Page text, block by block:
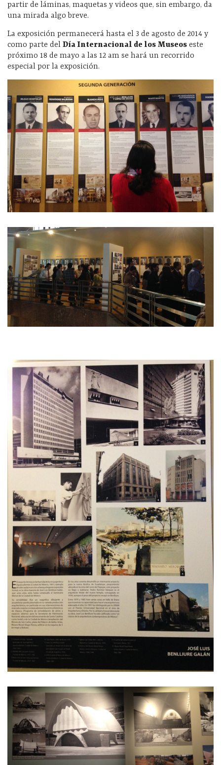
partir de láminas, maquetas y videos que, sin embargo, da
una mirada algo breve.
La exposición permanecerá hasta el 3 de agosto de 2014 y
como parte del Día Internacional de los Museos este
próximo 18 de mayo a las 12 am se hará un recorrido
especial por la exposición.